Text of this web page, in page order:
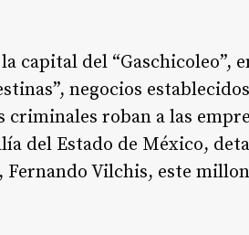
capital del “Gaschicoleo”,
negocios
criminales roban a las
del Estado de México,
Fernando Vilchis, este